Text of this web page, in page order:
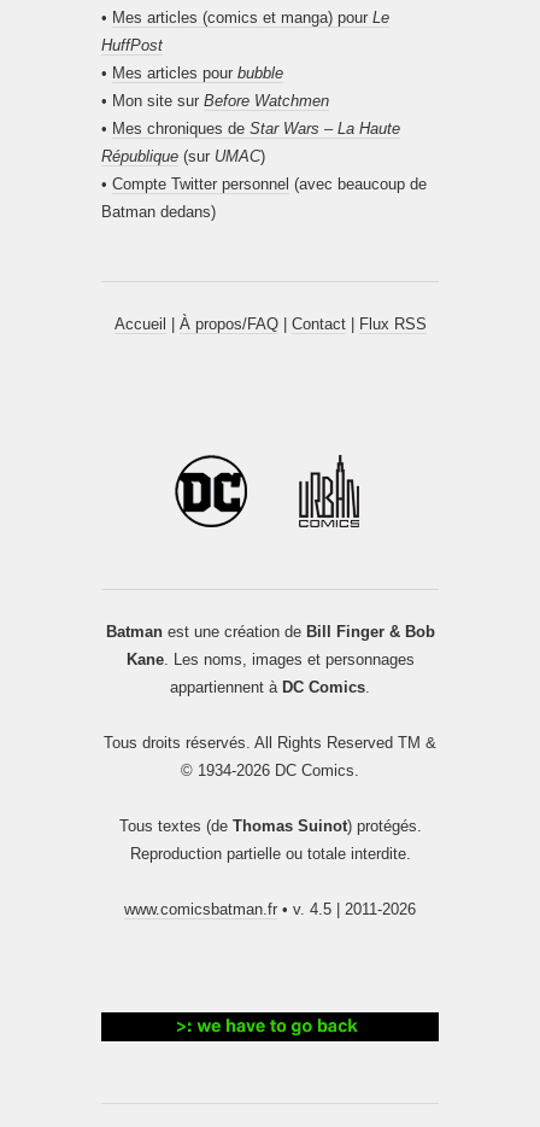
• Mes articles (comics et manga) pour Le
HuffPost
• Mes articles pour bubble
• Mon site sur Before Watchmen
• Mes chroniques de Star Wars – La Haute
République (sur UMAC)
• Compte Twitter personnel (avec beaucoup de
Batman dedans)
Accueil | À propos/FAQ| Contact| Flux RSS
Batmanest une création de Bill Finger & Bob
Kane. Les noms, images et personnages
appartiennent à DC Comics
Tous droits réservés. All Rights Reserved TM &
© 1934-2026 DC Comics.
Tous textes (de Thomas Suinot) protégés.
Reproduction partielle ou totale interdite.
www.comicsbatman.fr • v. 4.5 | 2011-2026